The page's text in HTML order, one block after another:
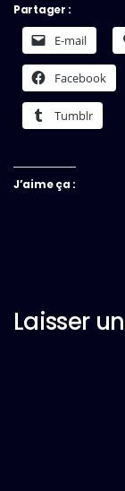
Partager :
E-mail
Facebook
Tumblr
J’aime ça :
Laisser